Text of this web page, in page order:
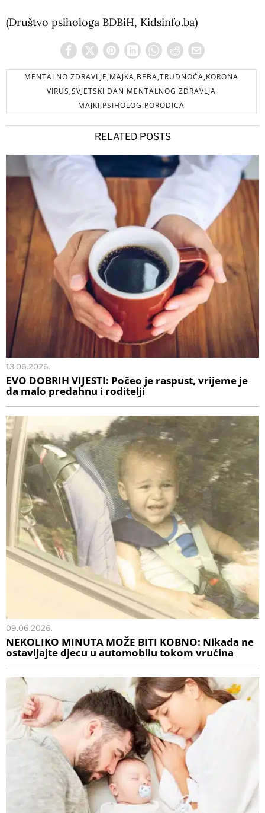
(Društvo psihologa BDBiH, Kidsinfo.ba)
MENTALNO ZDRAVLJE,MAJKA,BEBA,TRUDNOĆA,KORONA
VIRUS,SVJETSKI DAN MENTALNOG ZDRAVLJA
MAJKI,PSIHOLOG,PORODICA
RELATED POSTS
13.06.2026.
EVO DOBRIH VIJESTI: Počeo je raspust, vrijeme je
da malo predahnu i roditelji
09.06.2026.
NEKOLIKO MINUTA MOŽE BITI KOBNO: Nikada ne
ostavljajte djecu u automobilu tokom vrućina